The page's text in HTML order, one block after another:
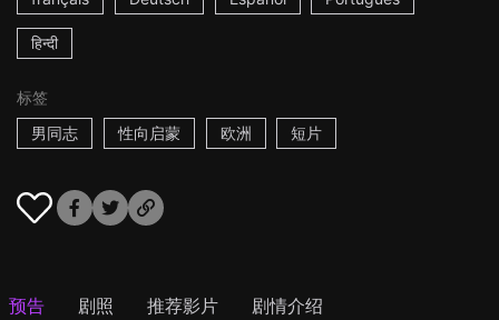
हिन्दी
标签
男同志
性向启蒙 欧洲 短片
预告 剧照 推荐影片 剧情介绍